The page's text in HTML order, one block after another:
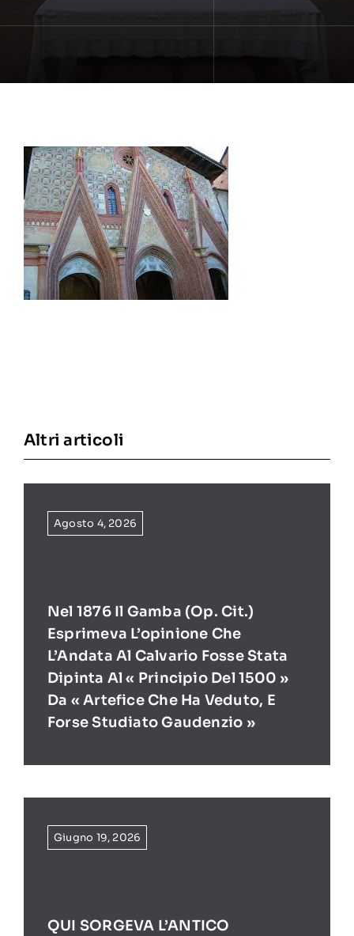
Altri articoli
Agosto 4, 2026
Nel 1876 Il Gamba (op. Cit.)
Esprimeva L’opinione Che
L’Andata Al Calvario Fosse Stata
Dipinta Al « Principio Del 1500 »
Da « Artefice Che Ha Veduto, E
Forse Studiato Gaudenzio »
Giugno 19, 2026
QUI SORGEVA L’ANTICO